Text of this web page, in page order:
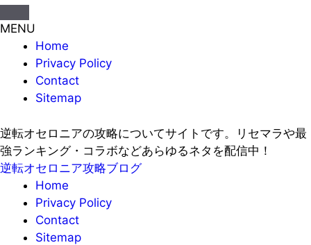
MENU
Home
Privacy Policy
Contact
Sitemap
逆転オセロニアの攻略についてサイトです。リセマラや最
強ランキング・コラボなどあらゆるネタを配信中！
逆転オセロニア攻略ブログ
Home
Privacy Policy
Contact
Sitemap